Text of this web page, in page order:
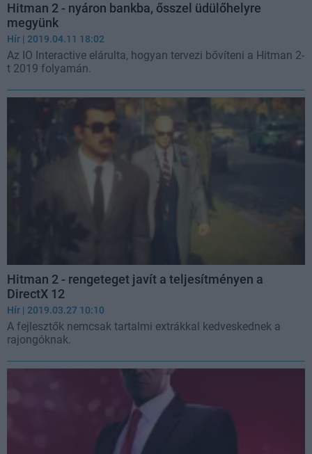
Hitman 2 - nyáron bankba, ősszel üdülőhelyre
megyünk
Hír | 2019.04.11 18:02
Az IO Interactive elárulta, hogyan tervezi bővíteni a Hitman 2-
t 2019 folyamán.
Hitman 2 - rengeteget javít a teljesítményen a
DirectX 12
Hír | 2019.03.27 10:10
A fejlesztők nemcsak tartalmi extrákkal kedveskednek a
rajongóknak.